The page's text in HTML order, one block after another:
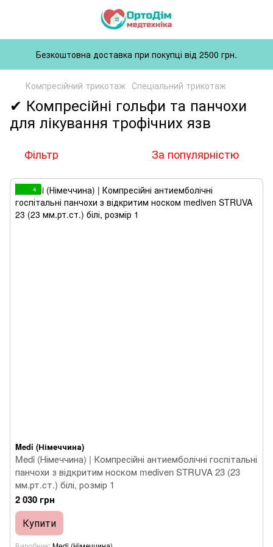
Безкоштовна доставка при покупці від 2500 грн.
Компресійний трикотаж Спеціальний трикотаж
✔ Компресійні гольфи та панчохи
для лікування трофічних язв
Фільтр За популярністю
4
Medi (Німеччина)
Medi (Німеччина) | Компресійні антиемболічні госпітальні
панчохи з відкритим носком mediven STRUVA 23 (23
мм.рт.ст.) білі, розмір 1
2 030 грн
Купити